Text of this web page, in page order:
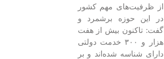
از ظرفیت‌های مهم کشور
در این حوزه برشمرد و
گفت: تاکنون بیش از هفت
هزار و ۳۰۰ خدمت دولتی
دارای شناسه شده‌اند و بر